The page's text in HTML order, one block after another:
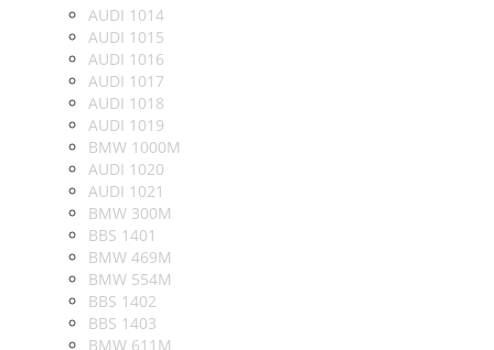
AUDI 1014
AUDI 1015
AUDI 1016
AUDI 1017
AUDI 1018
AUDI 1019
BMW 1000M
AUDI 1020
AUDI 1021
BMW 300M
BBS 1401
BMW 469M
BMW 554M
BBS 1402
BBS 1403
BMW 611M